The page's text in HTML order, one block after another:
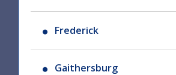
Frederick
Gaithersburg